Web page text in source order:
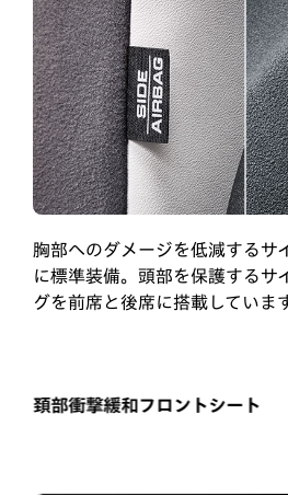
胸部へのダメージを低減するサ
に標準装備。頭部を保護するサ
グを前席と後席に搭載しています
頚部衝撃緩和フロントシート